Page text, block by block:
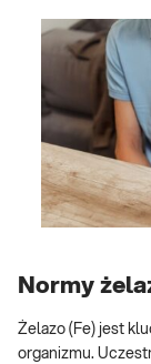
Normy
Żelazo (Fe) jest
organizmu.